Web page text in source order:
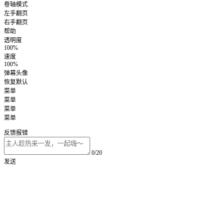
卷轴模式
左手翻页
右手翻页
帮助
透明度
100%
速度
100%
弹幕头像
恢复默认
菜单
菜单
菜单
菜单
反馈报错
0/20
发送